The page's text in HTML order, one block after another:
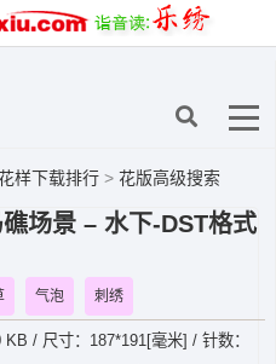
样下载排行 > 花版高级搜索
场景 – 水下-DST格式
气泡 刺绣
/ 尺寸：187*191[毫米] / 针数：